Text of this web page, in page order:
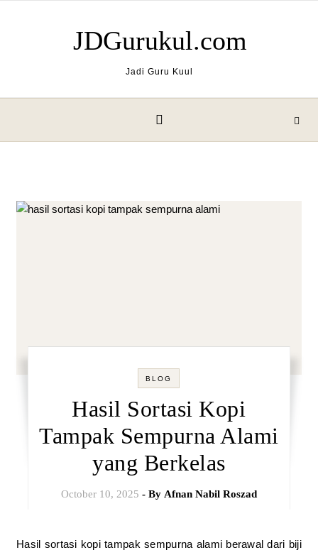
JDGurukul.com
Jadi Guru Kuul
BLOG
Hasil Sortasi Kopi
Tampak Sempurna Alami
yang Berkelas
October 10, 2025 - By Afnan Nabil Roszad
Hasil sortasi kopi tampak sempurna alami berawal dari biji